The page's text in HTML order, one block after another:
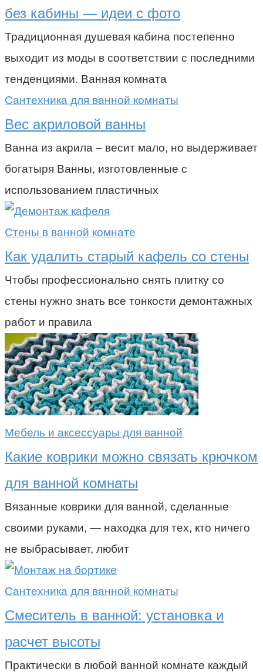
без кабины — идеи с фото
Традиционная душевая кабина постепенно
выходит из моды в соответствии с последними
тенденциями. Ванная комната
Сантехника для ванной комнаты
Вес акриловой ванны
Ванна из акрила – весит мало, но выдерживает
богатыря Ванны, изготовленные с
использованием пластичных
Стены в ванной комнате
Как удалить старый кафель со стены
Чтобы профессионально снять плитку со
стены нужно знать все тонкости демонтажных
работ и правила
Мебель и аксессуары для ванной
Какие коврики можно связать крючком
для ванной комнаты
Вязанные коврики для ванной, сделанные
своими руками, — находка для тех, кто ничего
не выбрасывает, любит
Сантехника для ванной комнаты
Смеситель в ванной: установка и
расчет высоты
Практически в любой ванной комнате каждый